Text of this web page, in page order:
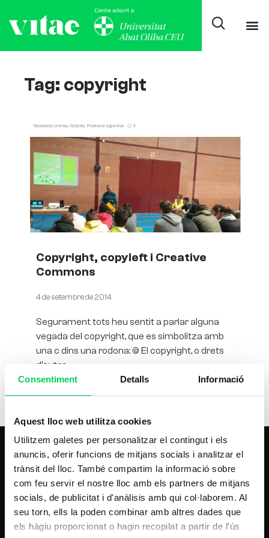
Consentiment Detalls Informació
Aquest lloc web utilitza cookies
Utilitzem galetes per personalitzar el contingut i els
anuncis, oferir funcions de mitjans socials i analitzar el
trànsit del lloc. També compartim la informació sobre
com feu servir el nostre lloc amb els partners de mitjans
socials, de publicitat i d'anàlisis amb qui col·laborem. Al
seu torn, ells la poden combinar amb altres dades que
els hàgiu proporcionat o hagin recopilat a partir de l'ús
Tag: copyright
Copyright, copyleft i Creative
Commons
4 de setembre de 2014
Segurament tots heu sentit a parlar alguna
vegada del copyright, que es simbolitza amb
una c dins una rodona: © El copyright, o drets
d’autor,
NAVEGACIÓ PRINCIPAL